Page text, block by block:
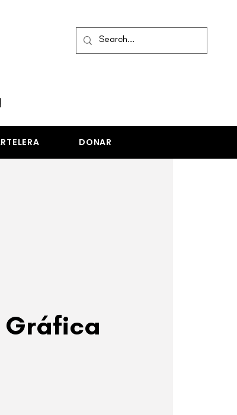
DONAR
Gráfica